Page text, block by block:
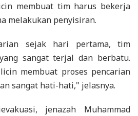
membuat tim harus bekerja
melakukan penyisiran.
sejak hari pertama, tim
sangat terjal dan berbatu.
membuat proses pencarian
sangat hati-hati," jelasnya.
jenazah Muhammad